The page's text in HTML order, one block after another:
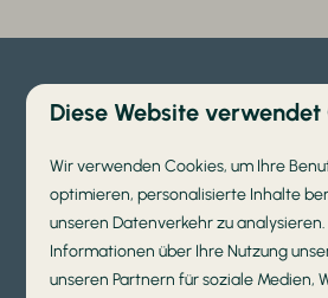
Schritt 2.
wir in den
bieten haben
Während sich die Kinder im
Spielplätzen oder auf den
Diese Website verwendet
Wir verwenden Cookies, um Ihre
optimieren, personalisierte Inhalte
unseren Datenverkehr zu
Informationen über Ihre Nutzung
unseren Partnern für soziale Medien,